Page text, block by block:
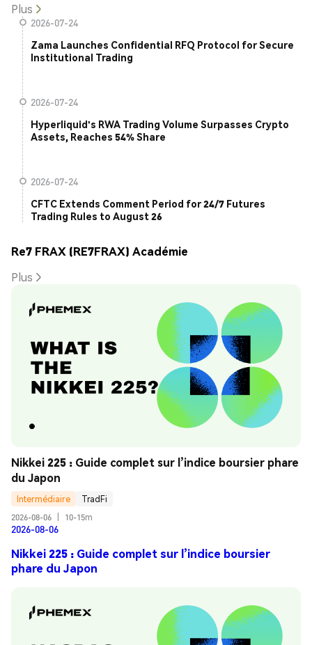
Plus
2026-07-24
Zama Launches Confidential RFQ Protocol for Secure
Institutional Trading
2026-07-24
Hyperliquid's RWA Trading Volume Surpasses Crypto
Assets, Reaches 54% Share
2026-07-24
CFTC Extends Comment Period for 24/7 Futures
Trading Rules to August 26
Re7 FRAX (RE7FRAX) Académie
Plus
Nikkei 225 : Guide complet sur l’indice boursier phare
du Japon
Intermédiaire
TradFi
2026-08-06
10-15m
2026-08-06
Nikkei 225 : Guide complet sur l’indice boursier
phare du Japon